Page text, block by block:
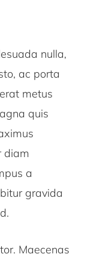
nulla,
ac porta
metus
quis
diam
a
gravida
Maecenas